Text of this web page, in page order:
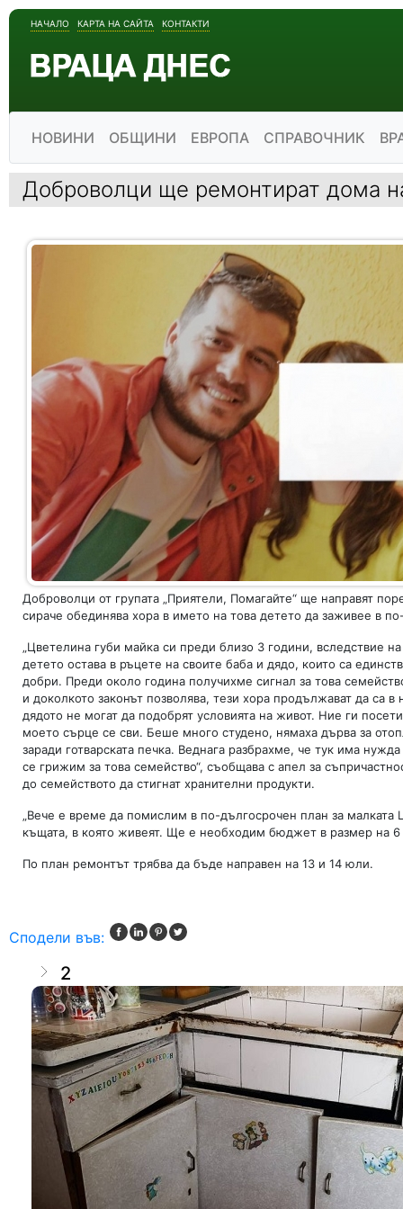
НАЧАЛО КАРТА НА САЙТА КОНТАКТИ
НОВИНИ ОБЩИНИ ЕВРОПА СПРАВОЧНИК
Доброволци ще ремонтират дома
Доброволци от групата „Приятели, Помагайте“ ще направят
сираче обединява хора в името на това детето да заживее в
„Цветелина губи майка си преди близо 3 години, вследствие
детето остава в ръцете на своите баба и дядо, които са
добри. Преди около година получихме сигнал за това
и доколкото законът позволява, тези хора продължават да са
дядото не могат да подобрят условията на живот. Ние ги
моето сърце се сви. Беше много студено, нямаха дърва за
заради готварската печка. Веднага разбрахме, че тук има
се грижим за това семейство“, съобщава с апел за
до семейството да стигнат хранителни продукти.
„Вече е време да помислим в по-дългосрочен план за
къщата, в която живеят. Ще е необходим бюджет в размер на 6
По план ремонтът трябва да бъде направен на 13 и 14 юли.
Сподели във:
2